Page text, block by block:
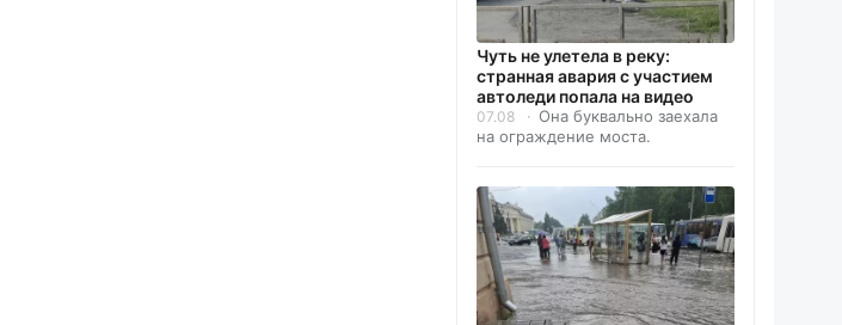
Чуть не улетела в реку:
странная авария с участием
автоледи попала на видео
07.08
Она буквально заехала
на ограждение моста.